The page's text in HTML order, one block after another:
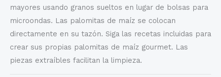
mayores usando granos sueltos en lugar de bolsas para
microondas. Las palomitas de maíz se colocan
directamente en su tazón. Siga las recetas incluidas para
crear sus propias palomitas de maíz gourmet. Las
piezas extraíbles facilitan la limpieza.